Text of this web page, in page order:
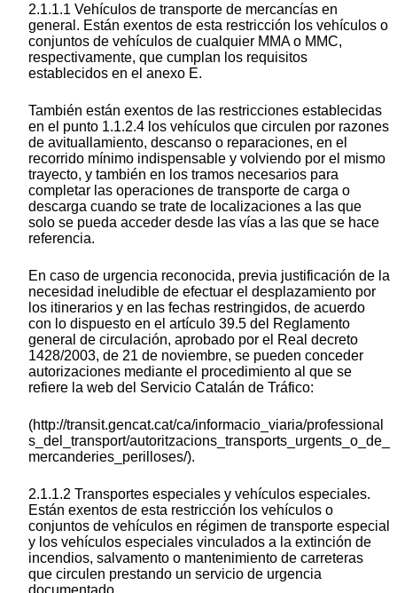
2.1.1.1 Vehículos de transporte de mercancías en
general. Están exentos de esta restricción los vehículos o
conjuntos de vehículos de cualquier MMA o MMC,
respectivamente, que cumplan los requisitos
establecidos en el anexo E.
También están exentos de las restricciones establecidas
en el punto 1.1.2.4 los vehículos que circulen por razones
de avituallamiento, descanso o reparaciones, en el
recorrido mínimo indispensable y volviendo por el mismo
trayecto, y también en los tramos necesarios para
completar las operaciones de transporte de carga o
descarga cuando se trate de localizaciones a las que
solo se pueda acceder desde las vías a las que se hace
referencia.
En caso de urgencia reconocida, previa justificación de la
necesidad ineludible de efectuar el desplazamiento por
los itinerarios y en las fechas restringidos, de acuerdo
con lo dispuesto en el artículo 39.5 del Reglamento
general de circulación, aprobado por el Real decreto
1428/2003, de 21 de noviembre, se pueden conceder
autorizaciones mediante el procedimiento al que se
refiere la web del Servicio Catalán de Tráfico:
(http://transit.gencat.cat/ca/informacio_viaria/professional
s_del_transport/autoritzacions_transports_urgents_o_de_
mercanderies_perilloses/).
2.1.1.2 Transportes especiales y vehículos especiales.
Están exentos de esta restricción los vehículos o
conjuntos de vehículos en régimen de transporte especial
y los vehículos especiales vinculados a la extinción de
incendios, salvamento o mantenimiento de carreteras
que circulen prestando un servicio de urgencia
documentado.